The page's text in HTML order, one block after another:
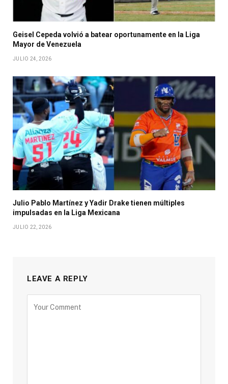
Geisel Cepeda volvió a batear oportunamente en la Liga
Mayor de Venezuela
JULIO 24, 2026
Julio Pablo Martínez y Yadir Drake tienen múltiples
impulsadas en la Liga Mexicana
JULIO 22, 2026
LEAVE A REPLY